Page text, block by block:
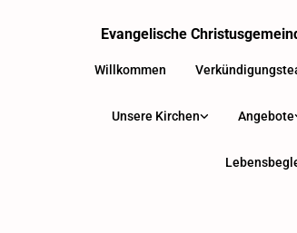
Evangelische
Willkommen
Unsere Kirchen Angebote